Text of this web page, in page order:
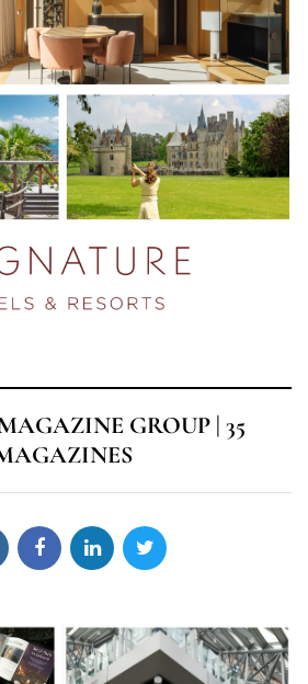
GROUP | 35